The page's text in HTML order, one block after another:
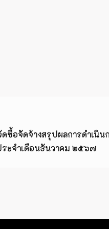
ซื้อจัดจ้างสรุปผลการดำเนิน
จำเดือนธันวาคม ๒๕๖๗